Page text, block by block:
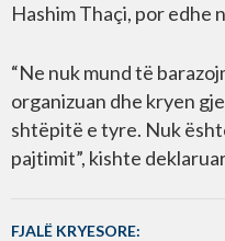
Hashim Thaçi, por edhe
“Ne nuk mund të
organizuan dhe kryen
shtëpitë e tyre. Nuk
pajtimit”, kishte
FJALË KRYESORE: